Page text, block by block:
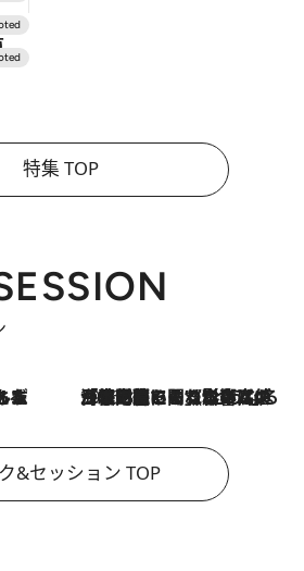
特集 TOP
2026.8.3
「住宅建てられない…」「サーチャージ料の高値が続いている」ホルムズ海峡封鎖による影響はいつまで続く？《エネルギー専門家に聞く“どうなる日本の暮らし”》
&セッション TOP